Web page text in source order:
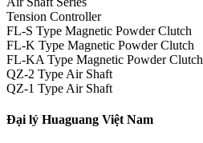
Tension Controller
FL-S Type Magnetic Powder Clutch
FL-K Type Magnetic Powder Clutch
FL-KA Type Magnetic Powder Clutch
QZ-2 Type Air Shaft
QZ-1 Type Air Shaft
Đại lý Huaguang Việt Nam